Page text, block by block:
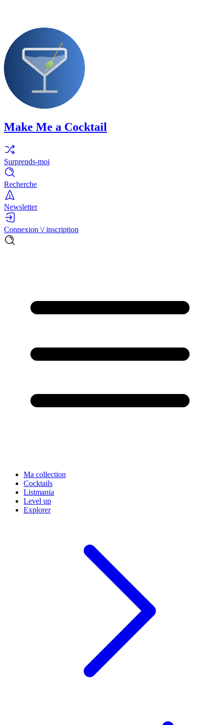
Make Me a Cocktail
Surprends-moi
Recherche
Newsletter
Connexion \/ inscription
Ma collection
Cocktails
Listmania
Level up
Explorer